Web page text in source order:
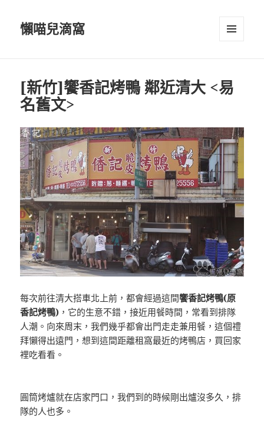
懶喵兒滴窩
[新竹]饗香記烤鴨 鄰近清大 <易
名舊文>
每次前往清大搭車北上前，都會經過這間饗香記烤鴨(原
香記烤鴨) ，它的生意不錯，接近用餐時間，常看到排隊
人潮。向來周末，我們幾乎都會出門走走兼用餐，這個禮
拜懶得出遠門，想到這間距離租窩最近的烤鴨店，買回家
裡吃看看。
圓筒烤爐就在店家門口，我們到的時候剛出爐沒多久，排
隊的人也多。